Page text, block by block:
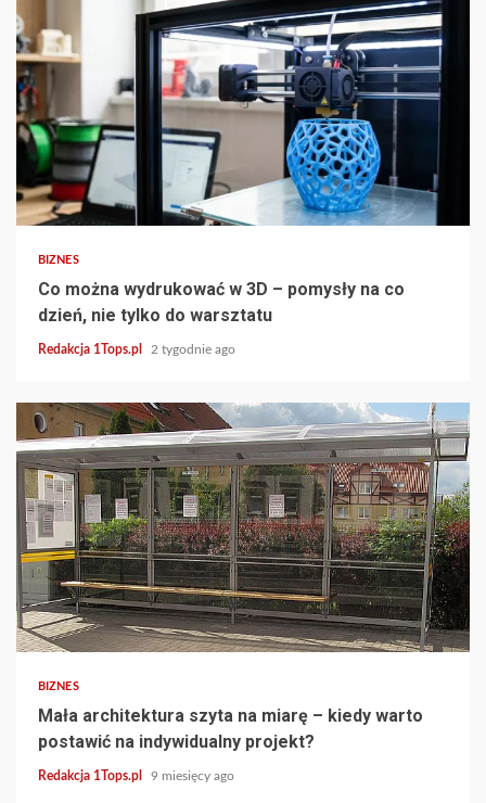
3 min read
BIZNES
Co można wydrukować w 3D – pomysły na co
dzień, nie tylko do warsztatu
Redakcja 1Tops.pl 2 tygodnie ago
4 min read
BIZNES
Mała architektura szyta na miarę – kiedy warto
postawić na indywidualny projekt?
Redakcja 1Tops.pl 9 miesięcy ago